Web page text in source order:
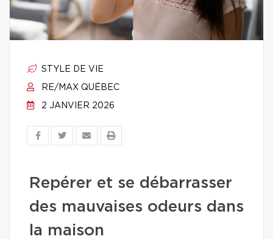
STYLE DE VIE
RE/MAX QUÉBEC
2 JANVIER 2026
Repérer et se débarrasser
des mauvaises odeurs dans
la maison